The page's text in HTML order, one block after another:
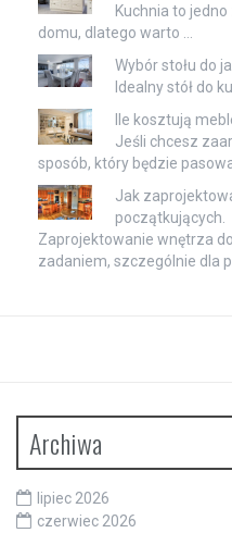
Kuchnia to
domu, dlatego warto …
Wybór stołu do
Idealny stół do
Ile kosztują
Jeśli chcesz
sposób, który będzie
Jak
początkujących.
Zaprojektowanie wnętrza
zadaniem, szczególnie dla
Archiwa
lipiec 2026
czerwiec 2026